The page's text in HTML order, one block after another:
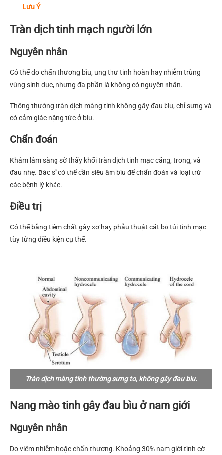
Lưu Ý
Tràn dịch tinh mạch người lớn
Nguyên nhân
Có thể do chấn thương bìu, ung thư tinh hoàn hay nhiễm trùng
vùng sinh dục, nhưng đa phần là không có nguyên nhân.
Thông thường tràn dịch màng tinh không gây đau bìu, chỉ sưng và
có cảm giác nặng tức ở bìu.
Chẩn đoán
Khám lâm sàng sờ thấy khối tràn dịch tinh mạc căng, trong, và
đau nhẹ. Bác sĩ có thể cần siêu âm bìu để chẩn đoán và loại trừ
các bệnh lý khác.
Điều trị
Có thể bằng tiêm chất gây xơ hay phẫu thuật cắt bỏ túi tinh mạc
tùy từng điều kiện cụ thể.
Tràn dịch màng tinh thường sưng to, không gây đau bìu.
Nang mào tinh gây đau bìu ở nam giới
Nguyên nhân
Do viêm nhiễm hoặc chấn thương. Khoảng 30% nam giới tình cờ